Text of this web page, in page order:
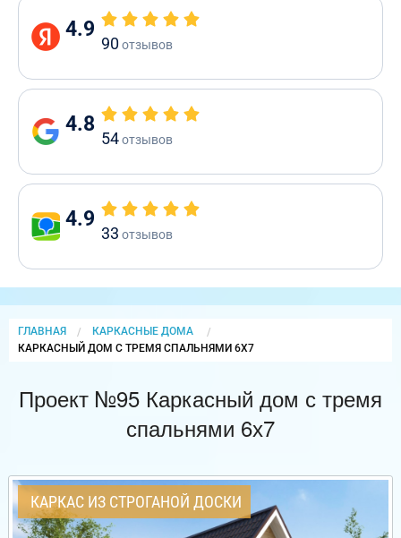
4.9
90отзывов
4.8
54отзывов
4.9
33 отзывов
ГЛАВНАЯ
КАРКАСНЫЕ ДОМА
CURRENT:
КАРКАСНЫЙ ДОМ С ТРЕМЯ СПАЛЬНЯМИ 6Х7
Проект №95 Каркасный дом с тремя
спальнями 6х7
КАРКАС ИЗ СТРОГАНОЙ ДОСКИ